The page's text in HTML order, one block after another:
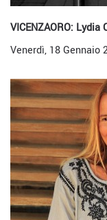
VICENZAORO:
Venerdì, 18 Gennaio